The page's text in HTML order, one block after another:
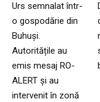
Urs semnalat într-
o gospodărie din
Buhuși.
Autoritățile au
emis mesaj RO-
ALERT și au
intervenit în zonă